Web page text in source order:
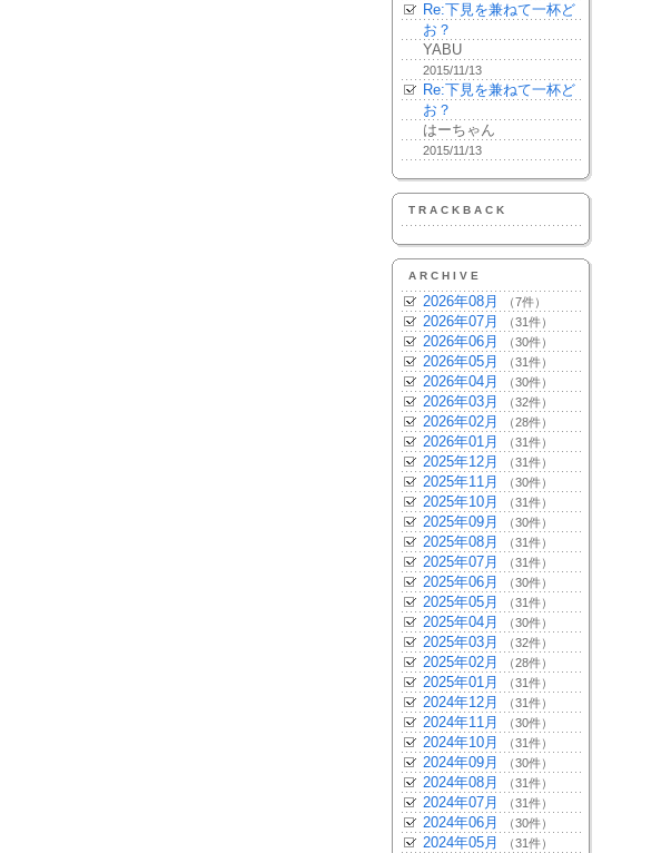
Re:下見を兼ねて一杯ど
お？
YABU
2015/11/13
Re:下見を兼ねて一杯ど
お？
はーちゃん
2015/11/13
TRACKBACK
ARCHIVE
2026年08月 （7件）
2026年07月 （31件）
2026年06月 （30件）
2026年05月 （31件）
2026年04月 （30件）
2026年03月 （32件）
2026年02月 （28件）
2026年01月 （31件）
2025年12月 （31件）
2025年11月 （30件）
2025年10月 （31件）
2025年09月 （30件）
2025年08月 （31件）
2025年07月 （31件）
2025年06月 （30件）
2025年05月 （31件）
2025年04月 （30件）
2025年03月 （32件）
2025年02月 （28件）
2025年01月 （31件）
2024年12月 （31件）
2024年11月 （30件）
2024年10月 （31件）
2024年09月 （30件）
2024年08月 （31件）
2024年07月 （31件）
2024年06月 （30件）
2024年05月 （31件）